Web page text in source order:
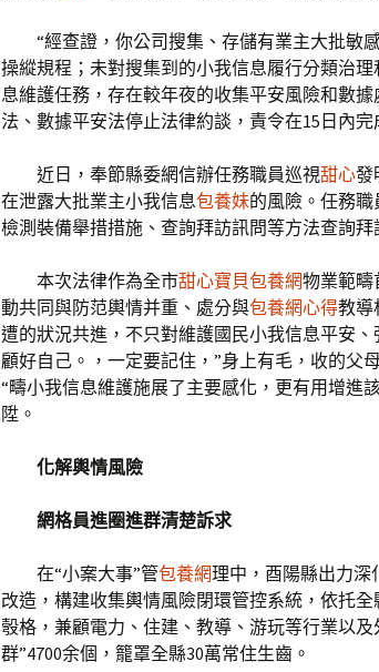
“經查證，你公司搜集、存儲有業主大批敏
操縱規程；未對搜集到的小我信息履行分類治
息維護任務，存在較年夜的收集平安風險和數
法、數據平安法停止法律約談，責令在15日內
近日，奉節縣委網信辦任務職員巡視甜心發
在泄露大批業主小我信息包養妹的風險。任務
檢測裝備舉措措施、查詢拜訪訊問等方法查詢
本次法律作為全市甜心寶貝包養網物業範疇
動共同與防范輿情并重、處分與包養網心得教導
遭的狀況共進，不只對維護國民小我信息平安
顧好自己。，一定要記住，”身上有毛，收的父
“疇小我信息維護施展了主要感化，更有用增進
陞。
化解輿情風險
網格員進圈進群清楚訴求
在“小案大事”管包養網理中，酉陽縣出力深
改造，構建收集輿情風險閉環管控系統，依托
彀格，兼顧電力、住建、教導、游玩等行業以
群”4700余個，籠罩全縣30萬常住生齒。